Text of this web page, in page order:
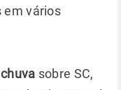
em vários
sobre SC,